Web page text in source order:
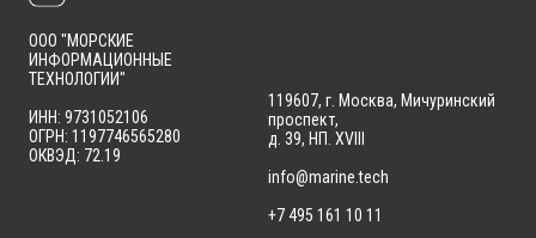
ООО "МОРСКИЕ
ИНФОРМАЦИОННЫЕ
ТЕХНОЛОГИИ"
ИНН: 9731052106
ОГРН: 1197746565280
ОКВЭД: 72.19
119607, г. Москва, Мичуринский
проспект,
д. 39, НП. XVIII
info@marine.tech
+7 495 161 10 11